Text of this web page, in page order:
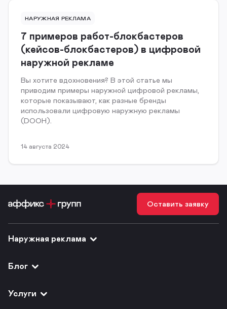
НАРУЖНАЯ РЕКЛАМА
7 примеров работ-блокбастеров
(кейсов-блокбастеров) в цифровой
наружной рекламе
Вы хотите вдохновения? В этой статье мы
приводим примеры наружной цифровой рекламы,
которые показывают, как разные бренды
использовали цифровую наружную рекламы
(DOOH).
14 августа 2024
Оставить заявку
Наружная реклама
Блог
Услуги